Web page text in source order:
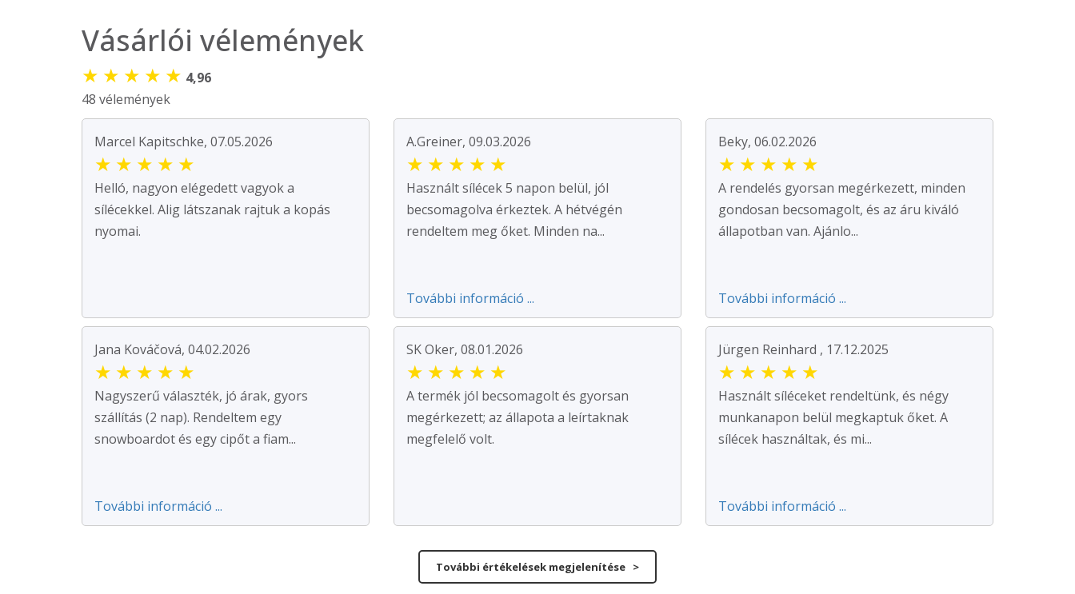
Vásárlói vélemények
★ ★ ★ ★ ★ 4,96
48 vélemények
Marcel Kapitschke, 07.05.2026
★ ★ ★ ★ ★
Helló, nagyon elégedett vagyok a
sílécekkel. Alig látszanak rajtuk a kopás
nyomai.
A.Greiner, 09.03.2026
★ ★ ★ ★ ★
Használt sílécek 5 napon belül, jól
becsomagolva érkeztek. A hétvégén
rendeltem meg őket. Minden na...
További információ ...
Beky, 06.02.2026
★ ★ ★ ★ ★
A rendelés gyorsan megérkezett, minden
gondosan becsomagolt, és az áru kiváló
állapotban van. Ajánlo...
További információ ...
Jana Kováčová, 04.02.2026
★ ★ ★ ★ ★
Nagyszerű választék, jó árak, gyors
szállítás (2 nap). Rendeltem egy
snowboardot és egy cipőt a fiam...
További információ ...
SK Oker, 08.01.2026
★ ★ ★ ★ ★
A termék jól becsomagolt és gyorsan
megérkezett; az állapota a leírtaknak
megfelelő volt.
Jürgen Reinhard , 17.12.2025
★ ★ ★ ★ ★
Használt síléceket rendeltünk, és négy
munkanapon belül megkaptuk őket. A
sílécek használtak, és mi...
További információ ...
További értékelések megjelenítése >